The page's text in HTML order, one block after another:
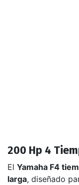
200 Hp 4
El Yamaha F4
larga, diseñado